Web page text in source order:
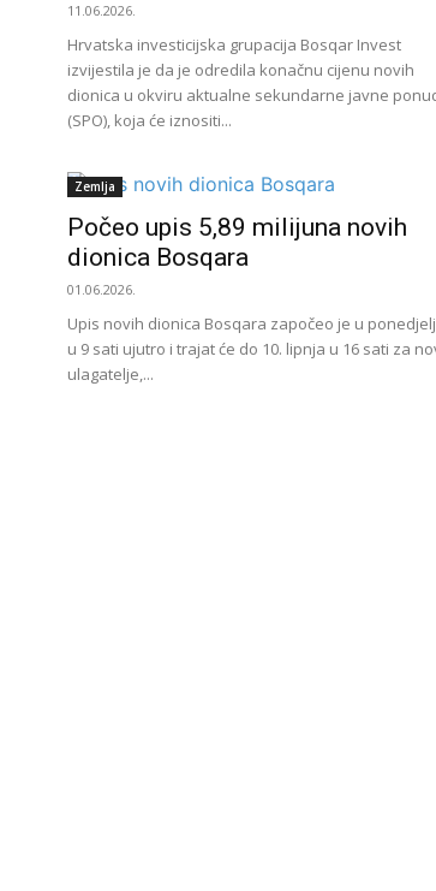
11.06.2026.
Hrvatska investicijska grupacija Bosqar Invest
izvijestila je da je odredila konačnu cijenu novih
dionica u okviru aktualne sekundarne javne
(SPO), koja će iznositi...
Zemlja
Počeo upis 5,89 milijuna novih
dionica Bosqara
01.06.2026.
Upis novih dionica Bosqara započeo je u
u 9 sati ujutro i trajat će do 10. lipnja u 16 sati za
ulagatelje,...